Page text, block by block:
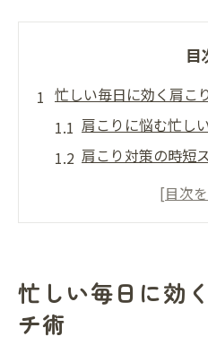
目
忙しい毎日に効く肩こ
肩こりに悩む忙し
肩こり対策の時短
肩こりストレッチ
鶴見で話題の肩こり対
忙しい毎日に効
チ術